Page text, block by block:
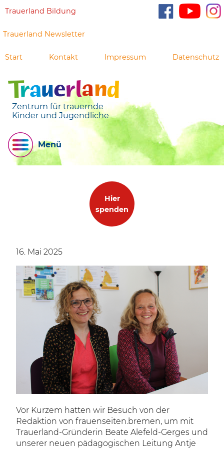
Trauerland Bildung
Trauerland Newsletter
Start Kontakt Impressum Datenschutz
Zentrum für trauernde
Kinder und Jugendliche
Menü
Hier
spenden
16. Mai 2025
Vor Kurzem hatten wir Besuch von der
Redaktion von frauenseiten.bremen, um mit
Trauerland-Gründerin Beate Alefeld-Gerges und
unserer neuen pädagogischen Leitung Antje